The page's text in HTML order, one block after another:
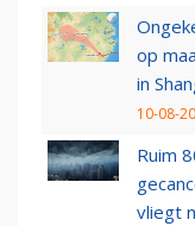
op
in
10-08-
Ruim
vliegt